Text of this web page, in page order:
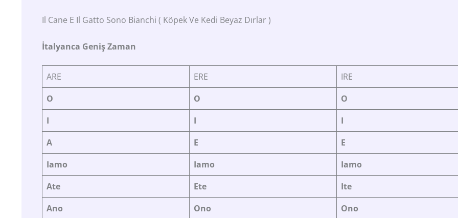
Il Cane E Il Gatto Sono Bianchi ( Köpek Ve Kedi Beyaz Dırlar )
İtalyanca Geniş Zaman
ARE ERE
IRE
O
O
O
I
I
I
A
E
E
Iamo
Iamo
Iamo
Ate
Ete
Ite
Ano
Ono Ono